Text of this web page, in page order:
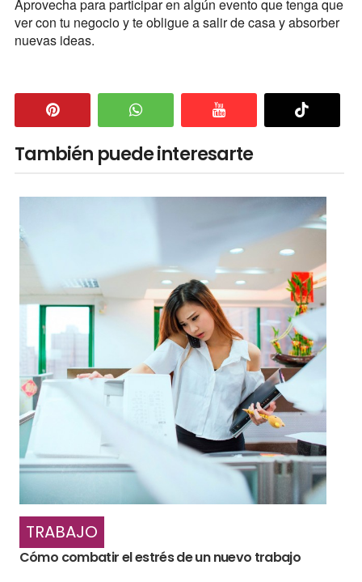
Aprovecha para participar en algún evento que tenga que
ver con tu negocio y te obligue a salir de casa y absorber
nuevas ideas.
También puede interesarte
TRABAJO
Cómo combatir el estrés de un nuevo trabajo